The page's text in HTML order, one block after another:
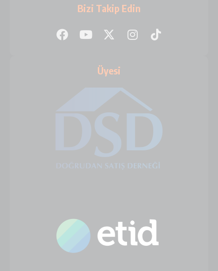
Bizi Takip Edin
Üyesi